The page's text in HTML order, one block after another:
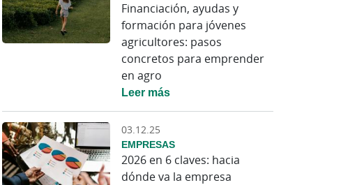
Financiación, ayudas y
formación para jóvenes
agricultores: pasos
concretos para emprender
en agro
Leer más
03.12.25
EMPRESAS
2026 en 6 claves: hacia
dónde va la empresa